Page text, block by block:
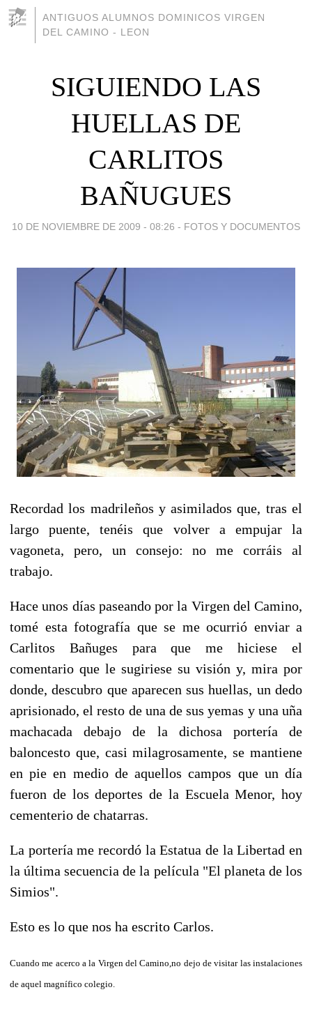
ANTIGUOS ALUMNOS DOMINICOS VIRGEN
DEL CAMINO - LEON
SIGUIENDO LAS
HUELLAS DE
CARLITOS
BAÑUGUES
10 DE NOVIEMBRE DE 2009 - 08:26 - FOTOS Y DOCUMENTOS
Recordad los madrileños y asimilados que, tras el
largo puente, tenéis que volver a empujar la
vagoneta, pero, un consejo: no me corráis al
trabajo.
Hace unos días paseando por la Virgen del Camino,
tomé esta fotografía que se me ocurrió enviar a
Carlitos Bañuges para que me hiciese el
comentario que le sugiriese su visión y, mira por
donde, descubro que aparecen sus huellas, un dedo
aprisionado, el resto de una de sus yemas y una uña
machacada debajo de la dichosa portería de
baloncesto que, casi milagrosamente, se mantiene
en pie en medio de aquellos campos que un día
fueron de los deportes de la Escuela Menor, hoy
cementerio de chatarras.
La portería me recordó la Estatua de la Libertad en
la última secuencia de la película "El planeta de los
Simios".
Esto es lo que nos ha escrito Carlos.
Cuando me acerco a la Virgen del Camino,no dejo de visitar las instalaciones
de aquel magnífico colegio.